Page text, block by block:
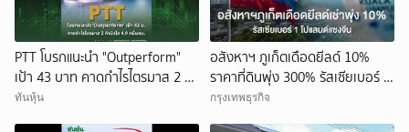
PTT โบรกแนะนำ "Outperform"
เป้า 43 บาท คาดกำไรไตรมาส 2 ทำ
นิวไฮ 4.9 หมื่นลบ.
ทันหุ้น
อสังหาฯ ภูเก็ตเดือดยีลด์ 10%
ราคาที่ดินพุ่ง 300% รัสเซียเบอร์ 1
โปแลนด์แซงจีน
กรุงเทพธุรกิจ